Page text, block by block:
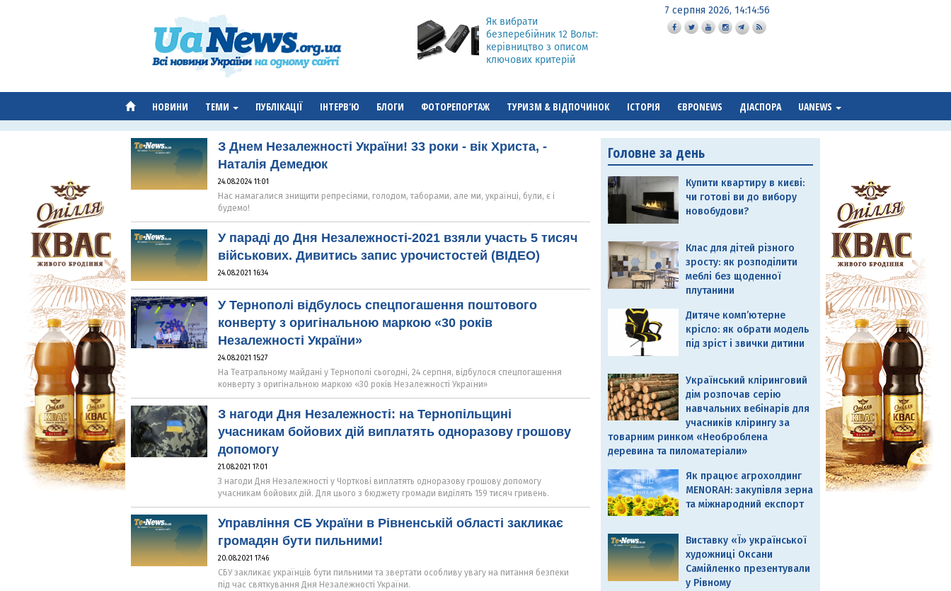
Як вибрати
безперебійник 12 Вольт:
керівництво з описом
ключових критерій
7 серпня 2026, 14:14:57
НОВИНИ ТЕМИ ПУБЛІКАЦІЇ ІНТЕРВ'Ю БЛОГИ ФОТОРЕПОРТАЖ ТУРИЗМ & ВІДПОЧИНОК ІСТОРІЯ ЄВРОNEWS ДІАСПОРА UANEWS
З Днем Незалежності України! 33 роки - вік Христа, -
Наталія Демедюк
24.08.2024 11:01
Нас намагалися знищити репресіями, голодом, таборами, але ми, українці, були, є і
будемо!
У параді до Дня Незалежності-2021 взяли участь 5 тисяч
військових. Дивитись запис урочистостей (ВІДЕО)
24.08.2021 16:34
У Тернополі відбулось спецпогашення поштового
конверту з оригінальною маркою «30 років
Незалежності України»
24.08.2021 15:27
На Театральному майдані у Тернополі сьогодні, 24 серпня, відбулося спецпогашення
конверту з оригінальною маркою «30 років Незалежності України»
З нагоди Дня Незалежності: на Тернопільщині
учасникам бойових дій виплатять одноразову грошову
допомогу
21.08.2021 17:01
З нагоди Дня Незалежності у Чорткові виплатять одноразову грошову допомогу
учасникам бойових дій. Для цього з бюджету громади виділять 159 тисяч гривень.
Управління СБ України в Рівненській області закликає
громадян бути пильними!
20.08.2021 17:46
СБУ закликає українців бути пильними та звертати особливу увагу на питання безпеки
під час святкування Дня Незалежності України.
Головне за день
Купити квартиру в києві:
чи готові ви до вибору
новобудови?
Клас для дітей різного
зросту: як розподілити
меблі без щоденної
плутанини
Дитяче комп’ютерне
крісло: як обрати модель
під зріст і звички дитини
Український кліринговий
дім розпочав серію
навчальних вебінарів для
учасників клірингу за
товарним ринком «Необроблена
деревина та пиломатеріали»
Як працює агрохолдинг
MENORAH: закупівля зерна
та міжнародний експорт
Виставку «Ї» української
художниці Оксани
Самійленко презентували
у Рівному